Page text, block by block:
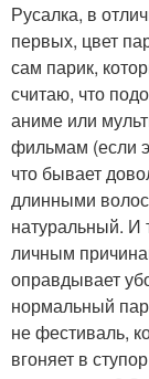
Русалка, в
первых, цвет
сам парик,
считаю, что
аниме или
фильмам (если
что бывает
длинными
натуральный. И
личным
оправдывает
нормальный
не фестиваль,
вгоняет в